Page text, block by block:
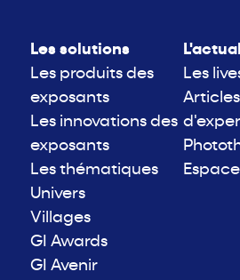
Les solutions
Les produits des
exposants
Les innovations des
exposants
Les thématiques
Univers
Villages
GI Awards
GI Avenir
Les